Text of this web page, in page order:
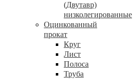
(Двутавр)
низколегированные
Оцинкованный
прокат
Круг
Лист
Полоса
Труба